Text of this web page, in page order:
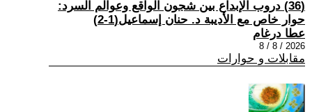
(36) دروب الإبداع بين شجون الواقع وعوالم السرد:
حوار خاص مع الأديبة د. حنان إسماعيل(1-2)
عطا درغام
2026 / 8 / 8
مقابلات و حوارات